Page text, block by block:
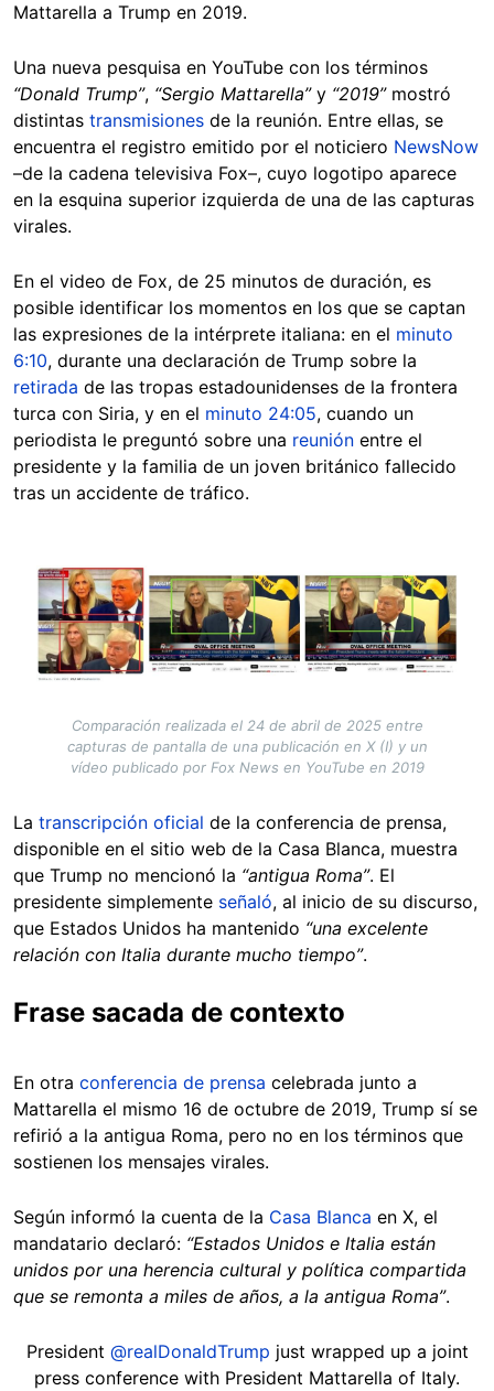
Mattarella a Trump en 2019.
Una nueva pesquisa en YouTube con los términos
“Donald Trump”, “Sergio Mattarella”y “2019”mostró
distintas transmisiones de la reunión. Entre ellas, se
encuentra el registro emitido por el noticiero NewsNow
–de la cadena televisiva Fox–, cuyo logotipo aparece
en la esquina superior izquierda de una de las capturas
virales.
En el video de Fox, de 25 minutos de duración, es
posible identificar los momentos en los que se captan
las expresiones de la intérprete italiana: en el minuto
6:10, durante una declaración de Trump sobre la
retirada de las tropas estadounidenses de la frontera
turca con Siria, y en el minuto 24:05, cuando un
periodista le preguntó sobre una reunión entre el
presidente y la familia de un joven británico fallecido
tras un accidente de tráfico.
Image
Comparación realizada el 24 de abril de 2025 entre
capturas de pantalla de una publicación en X (I) y un
vídeo publicado por Fox News en YouTube en 2019
La transcripción oficial de la conferencia de prensa,
disponible en el sitio web de la Casa Blanca, muestra
que Trump no mencionó la “antigua Roma”. El
presidente simplemente señaló, al inicio de su discurso,
que Estados Unidos ha mantenido “una excelente
relación con Italia durante mucho tiempo”.
Frase sacada de contexto
En otra conferencia de prensa celebrada junto a
Mattarella el mismo 16 de octubre de 2019, Trump sí se
refirió a la antigua Roma, pero no en los términos que
sostienen los mensajes virales.
Según informó la cuenta de la Casa Blanca en X, el
mandatario declaró: “Estados Unidos e Italia están
unidos por una herencia cultural y política compartida
que se remonta a miles de años, a la antigua Roma”.
President @realDonaldTrump just wrapped up a joint
press conference with President Mattarella of Italy.